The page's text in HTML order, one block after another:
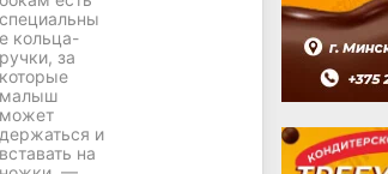
специальны
е кольца-
ручки, за
которые
малыш
может
держаться и
вставать на